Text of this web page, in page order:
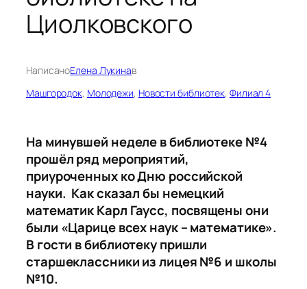
Циолковского
НаписаноЕлена Лукинав
Машгородок, Молодежи, Новости библиотек, Филиал 4
На минувшей неделе в библиотеке №4
прошёл ряд мероприятий,
приуроченных ко Дню российской
науки. Как сказал бы немецкий
математик Карл Гаусс, посвящены они
были «Царице всех наук – математике».
В гости в библиотеку пришли
старшеклассники из лицея №6 и школы
№10.